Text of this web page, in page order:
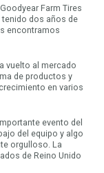
Farm Tires
tenido dos años de
encontramos
vuelto al mercado
de productos y
en varios
evento del
del equipo y algo
orgulloso. La
de Reino Unido